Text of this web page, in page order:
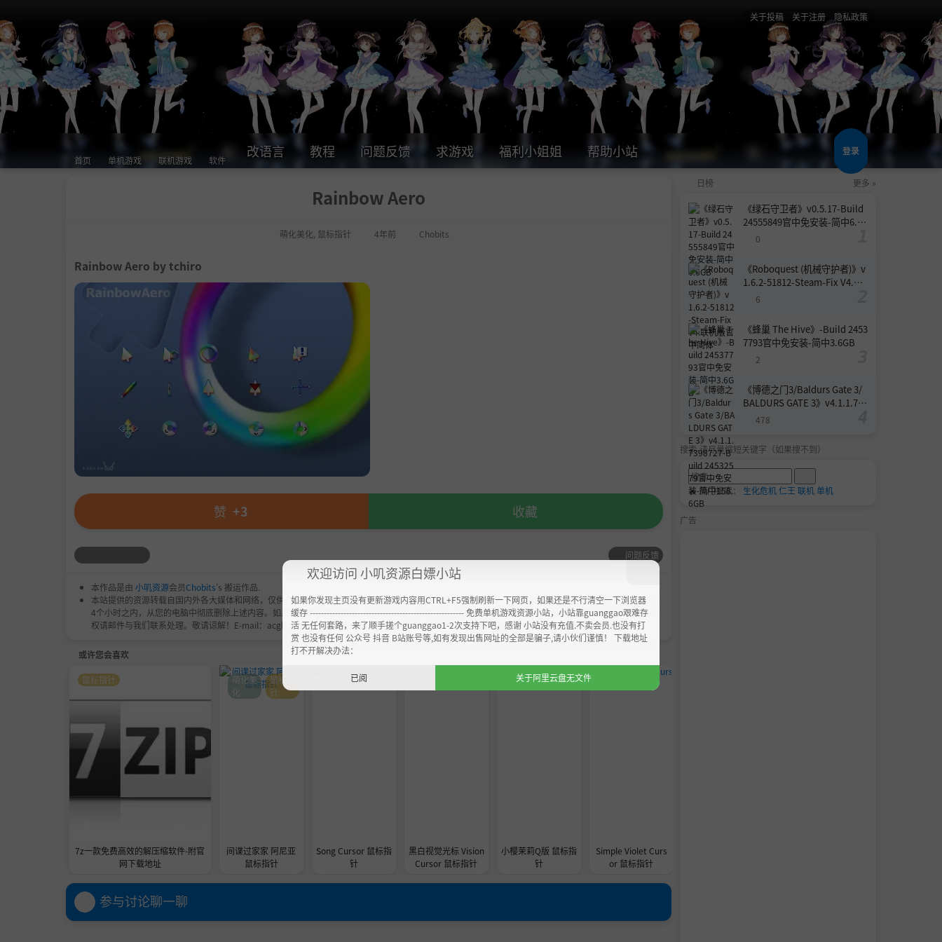
关于投稿 关于注册 隐私政策
首页 单机游戏 联机游戏 软件
改语言 教程 问题反馈 求游戏 福利小姐姐 帮助小站 登录
Rainbow Aero
萌化美化 鼠标指针 4年前 Chobits
Rainbow Aero by tchiro
赞 +3 收藏
问题反馈
本作品是由 小叽资源会员Chobits's 搬运作品.
本站提供的资源转载自国内外各大媒体和网络，仅供试玩体验；不得将上述内容用于商业或者非法用途，否则，一切后果请用户自负。您必须在下载后的2
4个小时之内，从您的电脑中彻底删除上述内容。如果您喜欢该游戏内容，请支持正版，购买注册，得到更好的正版服务。我们非常重视版权问题，如有侵
权请邮件与我们联系处理。敬请谅解！E-mail：acgbns666@outlook.com，我们会在第一时间断开下载链接https://steamzg.com/9305/。
或许您会喜欢
7z一款免费高效的解压缩软件-附官
网下载地址
鼠标指针
间谍过家家 阿尼亚
鼠标指针
萌化美
化
鼠标指
针
Song Cursor 鼠标指
针
鼠标指针
黑白视觉光标 Vision
Cursor 鼠标指针
小樱茉莉Q版 鼠标指
针
鼠标指针
Simple Violet Curs
or 鼠标指针
参与讨论聊一聊
日榜 更多 »
《绿石守卫者》v0.5.17-Build
24555849官中免安装-简中6.6
0
《Roboquest (机械守护者)》v
1.6.2-51812-Steam-Fix V4.联
机版官中简体
6
《蜂巢 The Hive》-Build 2453
7793官中免安装-简中3.6GB
2
《博德之门3/Baldurs Gate 3/
BALDURS GATE 3》v4.1.1.739
8727-Build 24532579官中免安
478
搜索-请尽量缩短关键字（如果搜不到）
🔥 热门搜索： 生化危机仁王 联机单机
广告
欢迎访问 小叽资源白嫖小站
如果你发现主页没有更新游戏内容用CTRL+F5强制刷新一下网页，如果还是不行清空一下浏览器
缓存 ------------------------------------------------------- 免费单机游戏资源小站，小站靠guanggao艰难存
活 无任何套路，来了顺手搓个guanggao1-2次支持下吧，感谢 小站没有充值.不卖会员.也没有打
赏 也没有任何 公众号 抖音 B站账号等,如有发现出售网址的全部是骗子,请小伙们谨慎！ 下载地址
打不开解决办法：
已阅 关于阿里云盘无文件